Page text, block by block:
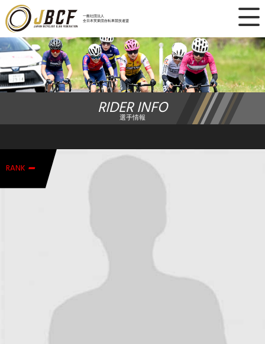
一般社団法人
全日本実業団自転車競技連盟
×
ニュース
レース日程
ランキング
チーム・選手
加盟・登録
エントリー
JBCF ROAD SERIESとは
RIDER INFO
選手情報
RANK -